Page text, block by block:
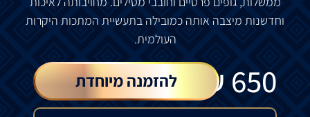
וחדשנות מיצבה אותה כמובילה בתעשיית המתכות היקרות
העולמית.
650
₪ להזמנה מיוחדת